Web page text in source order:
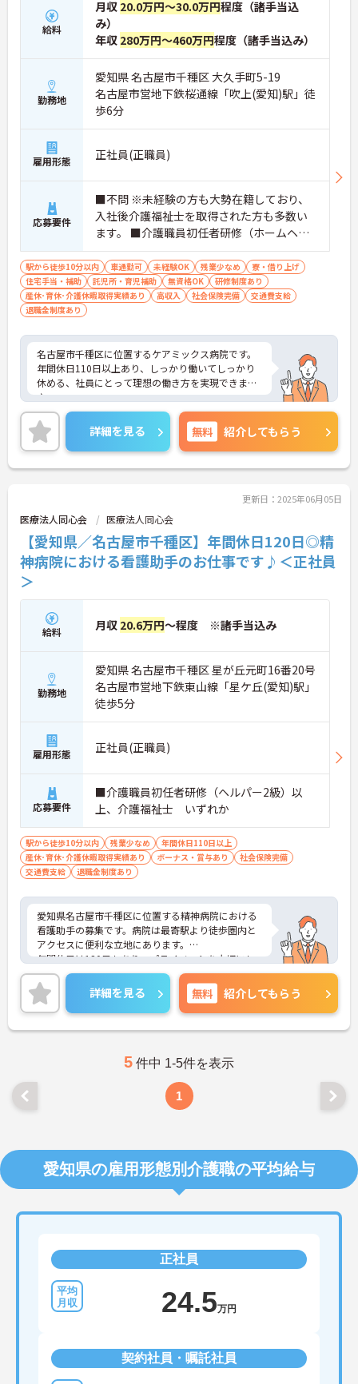
いませ。
給料
月収 20.0万円～30.0万円程度（諸手当込
み）
年収 280万円～460万円程度（諸手当込み）
勤務地
愛知県 名古屋市千種区 大久手町5-19
名古屋市営地下鉄桜通線「吹上(愛知)駅」徒
歩6分
雇用形態 正社員(正職員)
応募要件
■不問 ※未経験の方も大勢在籍しており、
入社後介護福祉士を取得された方も多数い
ます。 ■介護職員初任者研修（ホームヘル
パー2級）以上をお持ちの方歓迎
駅から徒歩10分以内 車通勤可 未経験OK 残業少なめ
寮・借り上げ
住宅手当・補助
託児所・育児補助 無資格OK
研修制度あり
産休･育休･介護休暇取得実績あり
高収入 社会保険完備
交通費支給
退職金制度あり
名古屋市千種区に位置するケアミックス病院です。
年間休日110日以上あり、しっかり働いてしっかり
休める、社員にとって理想の働き方を実現できます
♪
ご興味をお持ちの方には詳細の情報や面接のポイン
トをお伝えしますのでお気軽にお問い合わせくださ
いませ。
詳細を見る 無料 紹介してもらう
更新日：2025年06月05日
医療法人同心会 医療法人同心会
【愛知県／名古屋市千種区】年間休日120日◎精
神病院における看護助手のお仕事です♪＜正社員
＞
給料 月収 20.6万円～程度 ※諸手当込み
勤務地
愛知県 名古屋市千種区 星が丘元町16番20号
名古屋市営地下鉄東山線「星ケ丘(愛知)駅」
徒歩5分
雇用形態 正社員(正職員)
応募要件
■介護職員初任者研修（ヘルパー2級）以
上、介護福祉士 いずれか
駅から徒歩10分以内 残業少なめ
年間休日110日以上
産休･育休･介護休暇取得実績あり
ボーナス・賞与あり
社会保険完備
交通費支給
退職金制度あり
愛知県名古屋市千種区に位置する精神病院における
看護助手の募集です。病院は最寄駅より徒歩圏内と
アクセスに便利な立地にあります。
年間休日は120日もあり、プライベートを大切にし
ながらご勤務いただけます。また、賞与は4.0ヶ月分
の支給実績があり、頑張りがきちんと評価される職
場です。
ご興味のある方には、面接対策ポイントなど、さら
に詳細をお話しいたしますのでお気軽にご相談くだ
詳細を見る 無料 紹介してもらう
5 件中 1-5件を表示
1
愛知県の雇用形態別介護職の平均給与
正社員
24.5万円
契約社員・嘱託社員